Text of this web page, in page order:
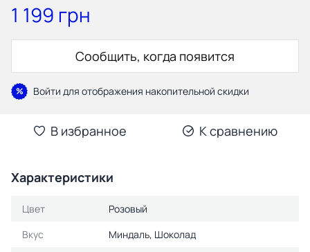
1 199 грн
Сообщить, когда появится
% Войти для отображения накопительной скидки
В избранное К сравнению
Характеристики
Цвет
Розовый
Вкус
Миндаль, Шоколад